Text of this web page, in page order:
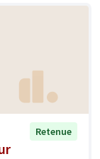
Retenue